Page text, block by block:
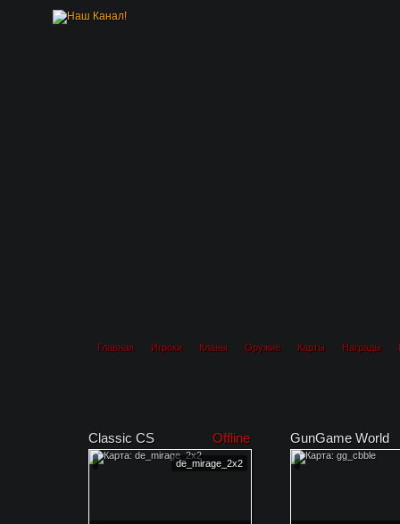
Главная Игроки Кланы Оружие Карты Награды
Classic CS Offline
de_mirage_2x2
GunGame World